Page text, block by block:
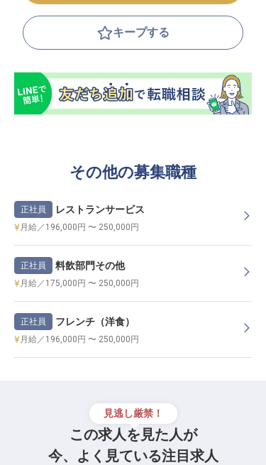
キープする
その他の募集職種
正社員 レストランサービス
月給／196,000円 〜 250,000円
正社員 料飲部門その他
月給／175,000円 〜 250,000円
正社員 フレンチ（洋食）
月給／196,000円 〜 250,000円
見逃し厳禁！
この求人を見た人が
今、よく見ている注目求人